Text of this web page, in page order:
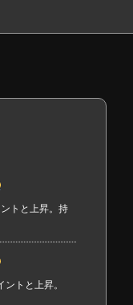
トと上昇。持
トと上昇。